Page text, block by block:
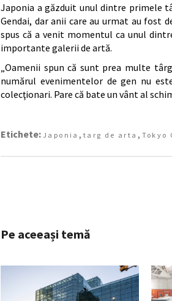
Japonia a găzduit unul dintre primele
Gendai, dar anii care au urmat au fost
spus că a venit momentul ca unul
importante galerii de artă.
„Oamenii spun că sunt prea multe
numărul evenimentelor de gen nu
colecţionari. Pare că bate un vânt al
Etichete: Japonia , targ de arta , Tokyo
Pe aceeași temă